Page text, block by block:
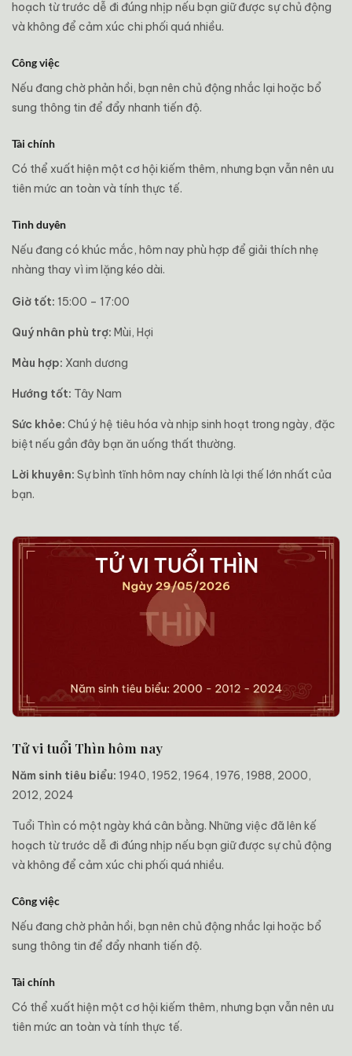
hoạch từ trước dễ đi đúng nhịp nếu bạn giữ được sự chủ động
và không để cảm xúc chi phối quá nhiều.
Công việc
Nếu đang chờ phản hồi, bạn nên chủ động nhắc lại hoặc bổ
sung thông tin để đẩy nhanh tiến độ.
Tài chính
Có thể xuất hiện một cơ hội kiếm thêm, nhưng bạn vẫn nên ưu
tiên mức an toàn và tính thực tế.
Tình duyên
Nếu đang có khúc mắc, hôm nay phù hợp để giải thích nhẹ
nhàng thay vì im lặng kéo dài.
Giờ tốt: 15:00 – 17:00
Quý nhân phù trợ: Mùi, Hợi
Màu hợp: Xanh dương
Hướng tốt: Tây Nam
Sức khỏe: Chú ý hệ tiêu hóa và nhịp sinh hoạt trong ngày, đặc
biệt nếu gần đây bạn ăn uống thất thường.
Lời khuyên: Sự bình tĩnh hôm nay chính là lợi thế lớn nhất của
bạn.
Tử vi tuổi Thìn hôm nay
Năm sinh tiêu biểu: 1940, 1952, 1964, 1976, 1988, 2000,
2012, 2024
Tuổi Thìn có một ngày khá cân bằng. Những việc đã lên kế
hoạch từ trước dễ đi đúng nhịp nếu bạn giữ được sự chủ động
và không để cảm xúc chi phối quá nhiều.
Công việc
Nếu đang chờ phản hồi, bạn nên chủ động nhắc lại hoặc bổ
sung thông tin để đẩy nhanh tiến độ.
Tài chính
Có thể xuất hiện một cơ hội kiếm thêm, nhưng bạn vẫn nên ưu
tiên mức an toàn và tính thực tế.